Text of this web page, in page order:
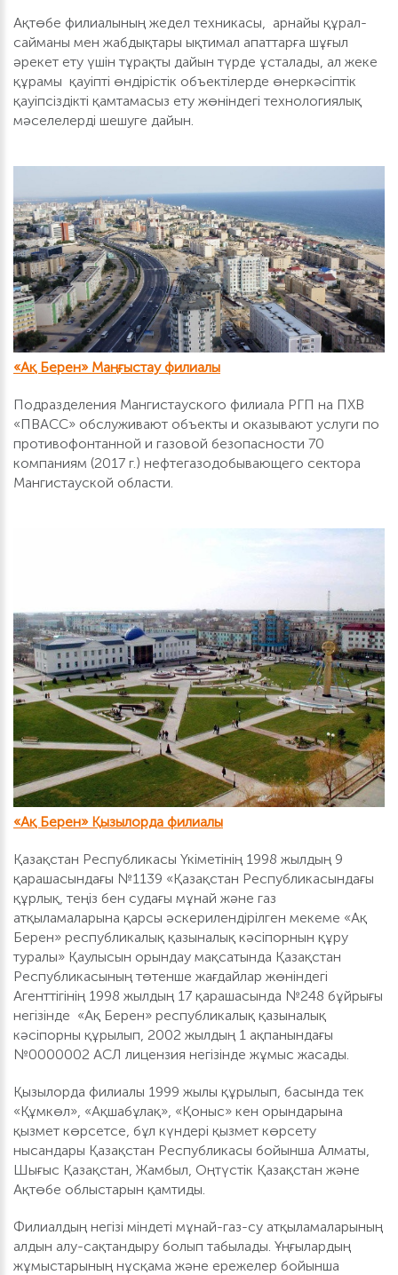
Ақтөбе филиалының жедел техникасы, арнайы құрал-
сайманы мен жабдықтары ықтимал апаттарға шұғыл
әрекет ету үшін тұрақты дайын түрде ұсталады, ал жеке
құрамы қауіпті өндірістік объектілерде өнеркәсіптік
қауіпсіздікті қамтамасыз ету жөніндегі технологиялық
мәселелерді шешуге дайын.
«Ақ Берен» Маңғыстау филиалы
Подразделения Мангистауского филиала РГП на ПХВ
«ПВАСС» обслуживают объекты и оказывают услуги по
противофонтанной и газовой безопасности 70
компаниям (2017 г.) нефтегазодобывающего сектора
Мангистауской области.
«Ақ Берен» Қызылорда филиалы
Қазақстан Республикасы Үкіметінің 1998 жылдың 9
қарашасындағы №1139 «Қазақстан Республикасындағы
құрлық, теңіз бен судағы мұнай және газ
атқыламаларына қарсы әскерилендірілген мекеме «Ақ
Берен» республикалық қазыналық кәсіпорнын құру
туралы» Қаулысын орындау мақсатында Қазақстан
Республикасының төтенше жағдайлар жөніндегі
Агенттігінің 1998 жылдың 17 қарашасында №248 бұйрығы
негізінде «Ақ Берен» республикалық қазыналық
кәсіпорны құрылып, 2002 жылдың 1 ақпанындағы
№0000002 АСЛ лицензия негізінде жұмыс жасады.
Қызылорда филиалы 1999 жылы құрылып, басында тек
«Құмкөл», «Ақшабұлақ», «Қоныс» кен орындарына
қызмет көрсетсе, бұл күндері қызмет көрсету
нысандары Қазақстан Республикасы бойынша Алматы,
Шығыс Қазақстан, Жамбыл, Оңтүстік Қазақстан және
Ақтөбе облыстарын қамтиды.
Филиалдың негізі міндеті мұнай-газ-су атқыламаларының
алдын алу-сақтандыру болып табылады. Ұңғылардың
жұмыстарының нұсқама және ережелер бойынша